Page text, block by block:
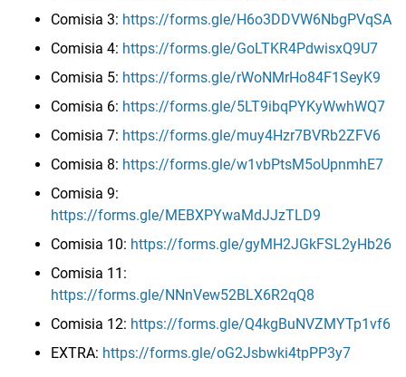
Comisia 3: https://forms.gle/H6o3DDVW6NbgPVqSA
Comisia 4: https://forms.gle/GoLTKR4PdwisxQ9U7
Comisia 5: https://forms.gle/rWoNMrHo84F1SeyK9
Comisia 6: https://forms.gle/5LT9ibqPYKyWwhWQ7
Comisia 7: https://forms.gle/muy4Hzr7BVRb2ZFV6
Comisia 8: https://forms.gle/w1vbPtsM5oUpnmhE7
Comisia 9:
https://forms.gle/MEBXPYwaMdJJzTLD9
Comisia 10: https://forms.gle/gyMH2JGkFSL2yHb26
Comisia 11:
https://forms.gle/NNnVew52BLX6R2qQ8
Comisia 12: https://forms.gle/Q4kgBuNVZMYTp1vf6
EXTRA: https://forms.gle/oG2Jsbwki4tpPP3y7